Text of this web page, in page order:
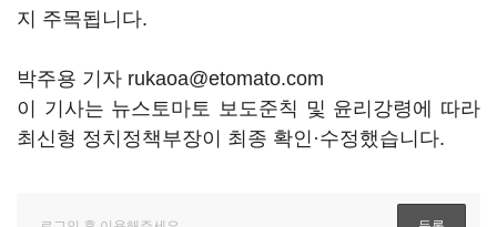
지 주목됩니다.
박주용 기자 rukaoa@etomato.com
이 기사는 뉴스토마토 보도준칙 및 윤리강령에 따라
최신형 정치정책부장이 최종 확인·수정했습니다.